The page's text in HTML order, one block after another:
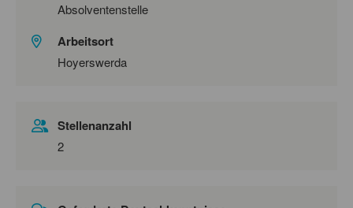
Absolventenstelle
Arbeitsort
Hoyerswerda
Stellenanzahl
2